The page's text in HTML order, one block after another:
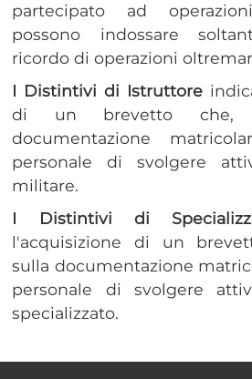
partecipato ad
possono indossare
ricordo di operazioni
I Distintivi di Istruttore
di un brevetto che,
documentazione
personale di svolgere
militare.
I Distintivi di
l'acquisizione di un
sulla documentazione
personale di svolgere
specializzato.